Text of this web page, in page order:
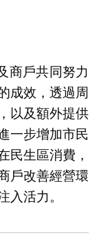
商戶共同努力
成效，透過周
以及額外提供
一步增加市民
民生區消費，
戶改善經營環
入活力。